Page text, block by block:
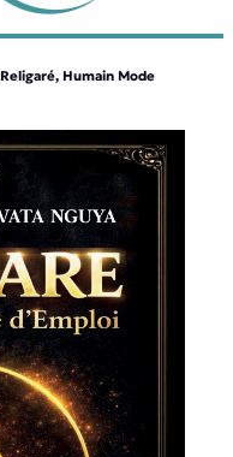
Religaré, Humain Mode